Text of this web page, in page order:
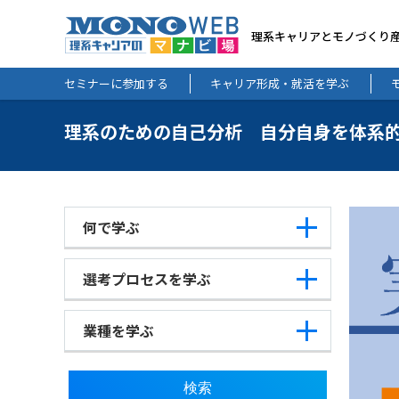
理系キャリアとモノづくり
セミナーに参加する キャリア形成・就活を学ぶ
理系のための自己分析 自分自身を体系
何で学ぶ
選考プロセスを学ぶ
業種を学ぶ